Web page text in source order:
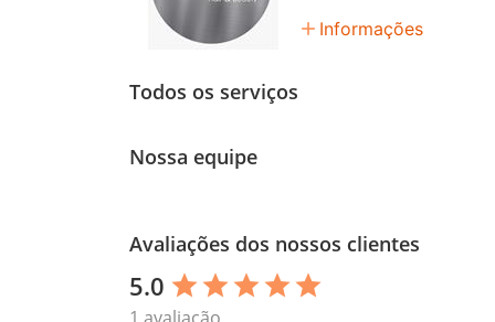
add Informações
Todos os serviços
Nossa equipe
Avaliações dos nossos clientes
5.0 star star star star star
1 avaliação